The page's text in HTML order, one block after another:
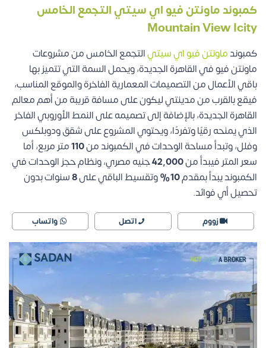
كمبوند ماونتن فيو اي سيتي التجمع الخامس
Mountain View Icity
كمبوندماونتن فيو اي سيتيالتجمع الخامس من مشروعات
ماونتن فيو في القاهرة الجديدة، ويحمل السمة التي تتميز بها
باقي الأعمال من التصميمات المعمارية الفاخرة والموقع المناسب،
فيقع بالقرب من مدينتي ليكون على مسافة قريبة من أهم معالم
القاهرة الجديدة، بالإضافة إلى تصميمه على النمط الأوروبي الفاخر
الذي يمنحه رقيًا وتفردًا، ويحتوي المشروع على شقق ودوبلكس
وفلل، وتبدأ مساحة الوحدات في الكمبوند من110متر مربع، أما
سعر المتر فيبدأ من42,000جنيه مصري، ونظام حجز الوحدات في
الكمبوند يبدأ بمقدم10% وتقسيط الباقي على8سنوات بدون
تحصيل أي فوائد.
زووم اتصل واتساب